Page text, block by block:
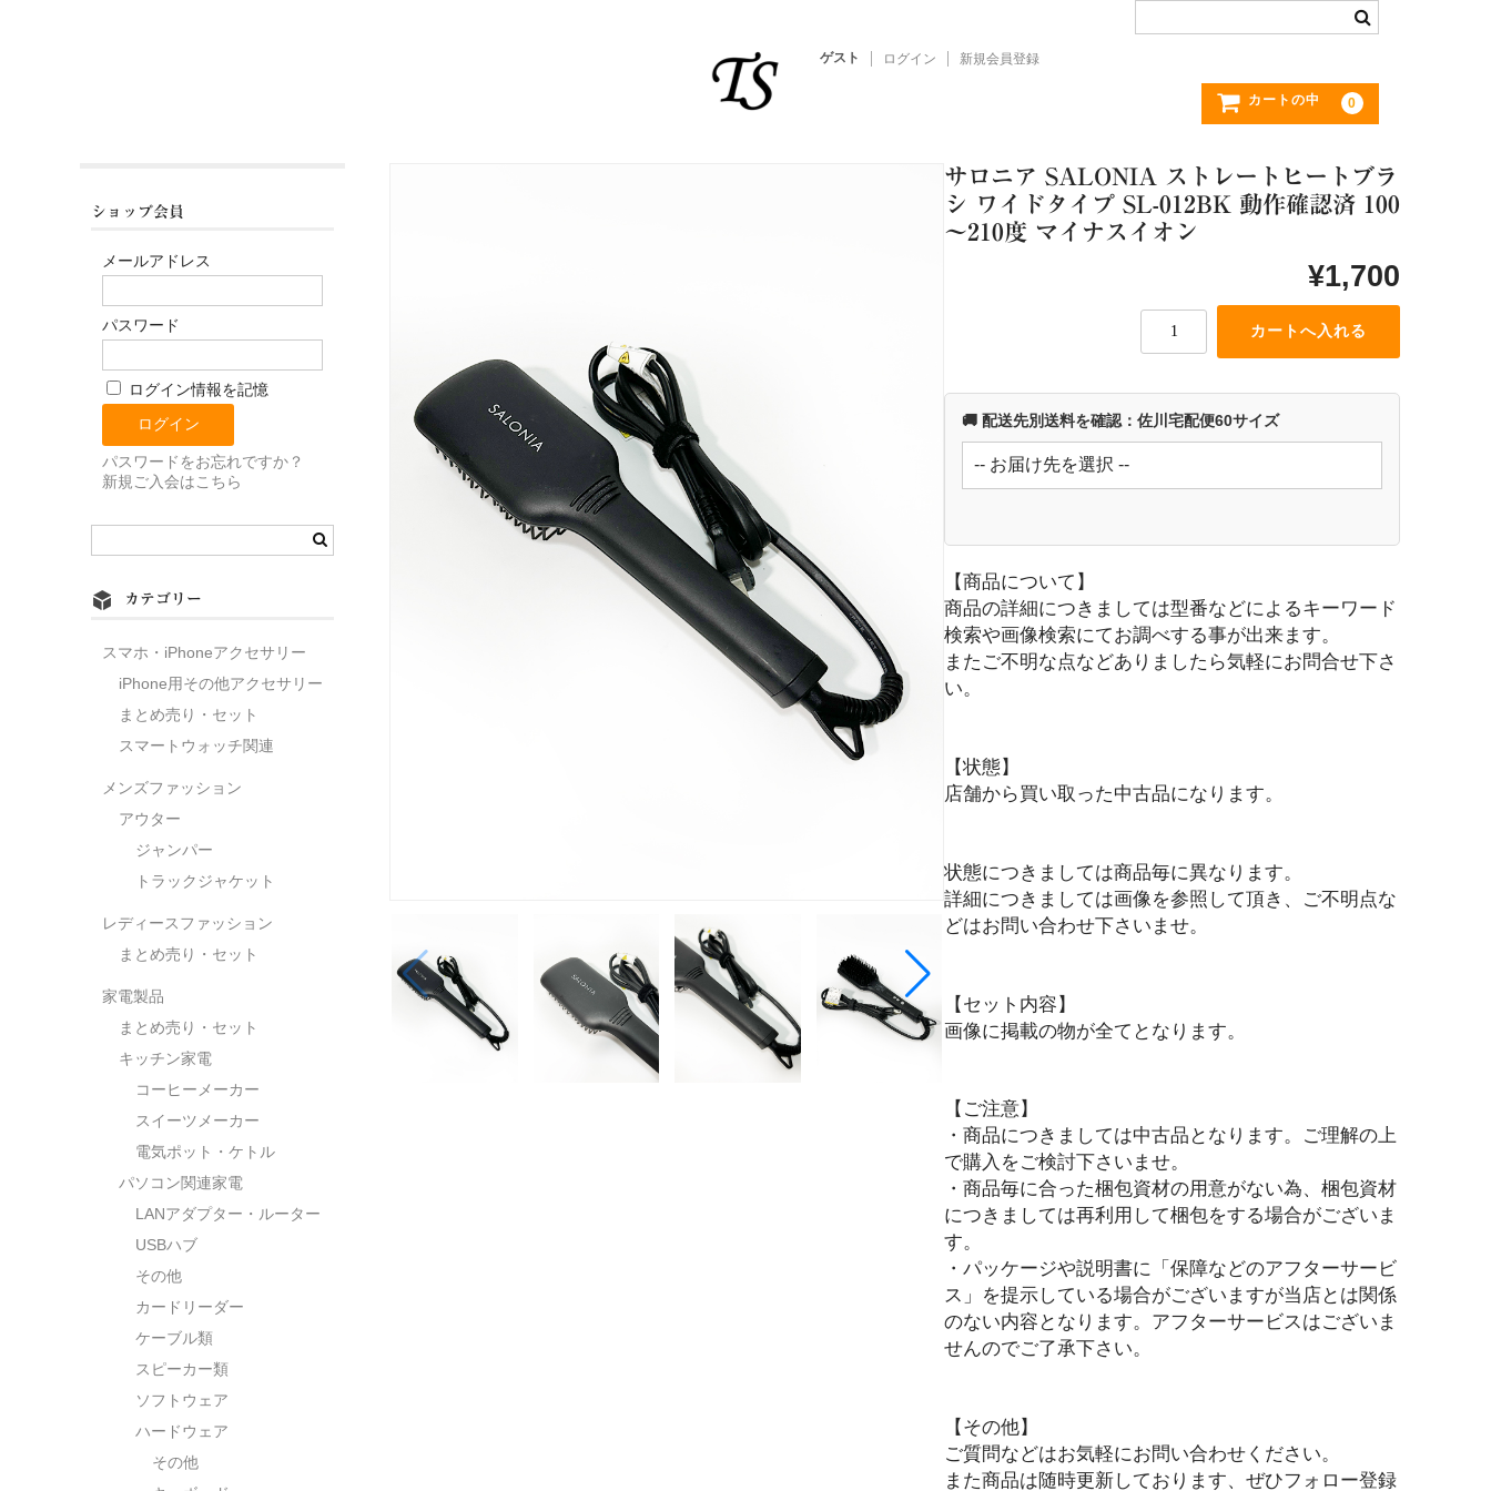
ゲスト ログイン 新規会員登録
カートの中 0
サロニア SALONIA ストレートヒートブラ
シ ワイドタイプ SL-012BK 動作確認済 100
～210度 マイナスイオン
¥1,700
🚚 配送先別送料を確認：佐川宅配便60サイズ
【商品について】
商品の詳細につきましては型番などによるキーワード
検索や画像検索にてお調べする事が出来ます。
またご不明な点などありましたら気軽にお問合せ下さ
い。
【状態】
店舗から買い取った中古品になります。
状態につきましては商品毎に異なります。
詳細につきましては画像を参照して頂き、ご不明点な
どはお問い合わせ下さいませ。
【セット内容】
画像に掲載の物が全てとなります。
【ご注意】
・商品につきましては中古品となります。ご理解の上
で購入をご検討下さいませ。
・商品毎に合った梱包資材の用意がない為、梱包資材
につきましては再利用して梱包をする場合がございま
す。
・パッケージや説明書に「保障などのアフターサービ
ス」を提示している場合がございますが当店とは関係
のない内容となります。アフターサービスはございま
せんのでご了承下さい。
【その他】
ご質問などはお気軽にお問い合わせください。
また商品は随時更新しております、ぜひフォロー登録
ショップ会員
メールアドレス
パスワード
ログイン情報を記憶
パスワードをお忘れですか？
新規ご入会はこちら
カテゴリー
スマホ・iPhoneアクセサリー
iPhone用その他アクセサリー
まとめ売り・セット
スマートウォッチ関連
メンズファッション
アウター
ジャンパー
トラックジャケット
レディースファッション
まとめ売り・セット
家電製品
まとめ売り・セット
キッチン家電
コーヒーメーカー
スイーツメーカー
電気ポット・ケトル
パソコン関連家電
LANアダプター・ルーター
USBハブ
その他
カードリーダー
ケーブル類
スピーカー類
ソフトウェア
ハードウェア
その他